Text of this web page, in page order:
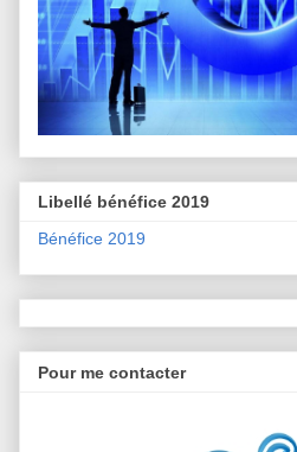
Libellé bénéfice 2019
Bénéfice 2019
Pour me contacter